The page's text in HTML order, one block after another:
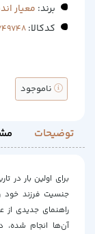
برند: معیار
کدکالا:
ناموجود
توضیحات
برای اولین بار در
جنسیت فرزند خود
راهنمای جدیدی از
آن‌ها انجام شده،